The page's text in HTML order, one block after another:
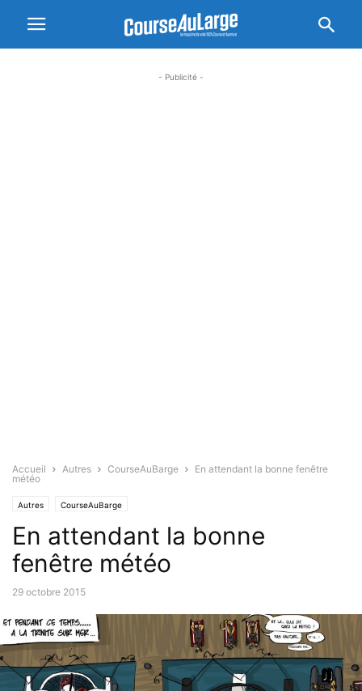
- Publicité -
Accueil Autres CourseAuBarge
En attendant la bonne fenêtre
météo
Autres CourseAuBarge
En attendant la bonne
fenêtre météo
29 octobre 2015